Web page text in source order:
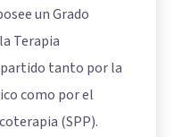
un Grado
Terapia
tanto por la
como por el
(SPP).